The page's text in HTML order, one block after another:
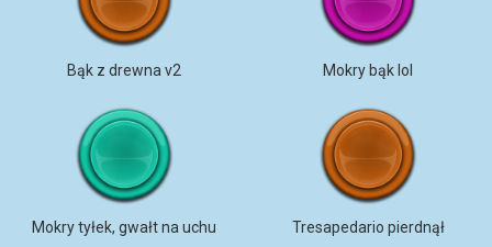
Bąk z drewna v2 Mokry bąk lol
Mokry tyłek, gwałt na uchu Tresapedario pierdnął